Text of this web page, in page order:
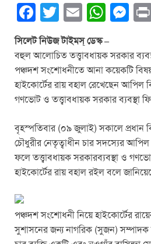
F
a
c
e
b
o
o
k
T
wi
tt
er
E
m
ail
W
at
s
A
p
p
M
ss
e
n
g
er
সিলেট নিউজ টাইমস্ ডেস্ক –
বহুল আলোচিত তত্ত্বাবধায়ক সরকার
পঞ্চদশ সংশোধনীতে আনা কয়েকটি
হাইকোর্টের রায় বহাল রেখেছেন আপিল
গণভোট ও তত্ত্বাবধায়ক সরকার ব্যবস্থা
বৃহস্পতিবার (০৯ জুলাই) সকালে প্রধান
চৌধুরীর নেতৃত্বাধীন চার সদস্যের
ফলে তত্ত্বাবধায়ক সরকারব্যবস্থা ও
হাইকোর্টের রায় বহাল রইল বলে
পঞ্চদশ সংশোধনী নিয়ে হাইকোর্টের
সুশাসনের জন্য নাগরিক (সুজন)